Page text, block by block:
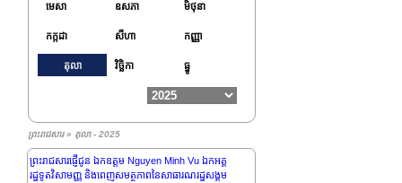
មេសា ឧសភា មិថុនា
កក្កដា សីហា កញ្ញា
តុលា វិច្ឆិកា ធ្នូ
ព្រះរាជសារ » តុលា - 2025
ព្រះរាជសារផ្ញើជូន ឯកឧត្តម Nguyen Minh Vu ឯកអគ្គ
រដ្ឋទូតវិសាមញ្ញ និងពេញសមត្ថភាពនៃសាធារណរដ្ឋសង្គម